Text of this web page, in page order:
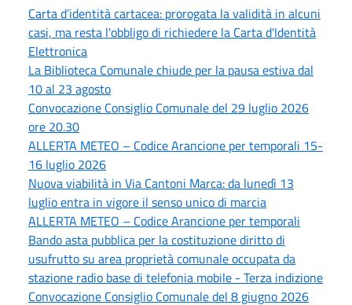
Carta d’identità cartacea: prorogata la validità in alcuni
casi, ma resta l'obbligo di richiedere la Carta d'Identità
Elettronica
La Biblioteca Comunale chiude per la pausa estiva dal
10 al 23 agosto
Convocazione Consiglio Comunale del 29 luglio 2026
ore 20.30
ALLERTA METEO – Codice Arancione per temporali 15-
16 luglio 2026
Nuova viabilità in Via Cantoni Marca: da lunedì 13
luglio entra in vigore il senso unico di marcia
ALLERTA METEO – Codice Arancione per temporali
Bando asta pubblica per la costituzione diritto di
usufrutto su area proprietà comunale occupata da
stazione radio base di telefonia mobile - Terza indizione
Convocazione Consiglio Comunale del 8 giugno 2026